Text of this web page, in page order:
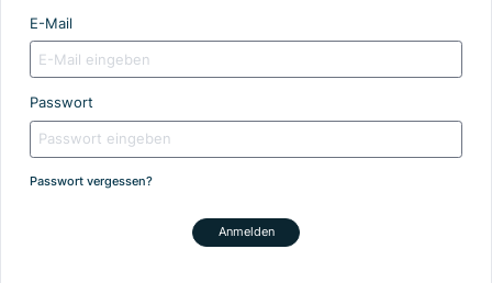
E-Mail
Passwort
Passwort vergessen?
Anmelden